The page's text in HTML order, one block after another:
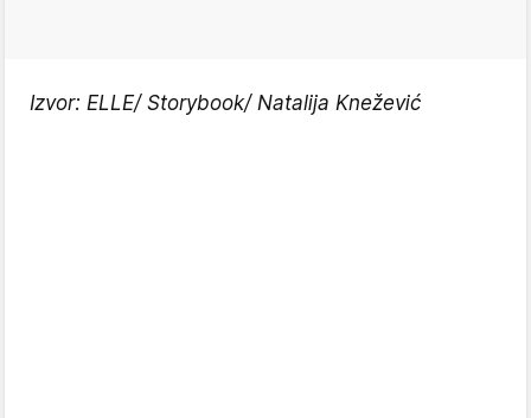
Izvor: ELLE/ Storybook/ Natalija Knežević